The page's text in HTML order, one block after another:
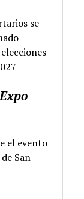
se
el evento
San